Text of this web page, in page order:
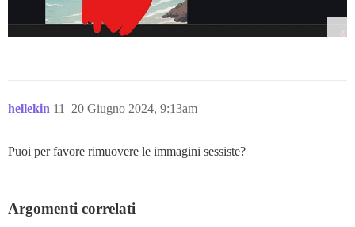
hellekin 20 Giugno 2024, 9:13am
11
Puoi per favore rimuovere le immagini sessiste?
Argomenti correlati